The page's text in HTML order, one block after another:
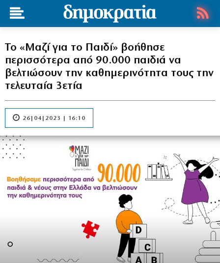
To «Μαζί για το Παιδί» βοήθησε
περισσότερα από 90.000 παιδιά να
βελτιώσουν την καθημερινότητα τους την
τελευταία 3ετία
26|04|2023 | 16:10